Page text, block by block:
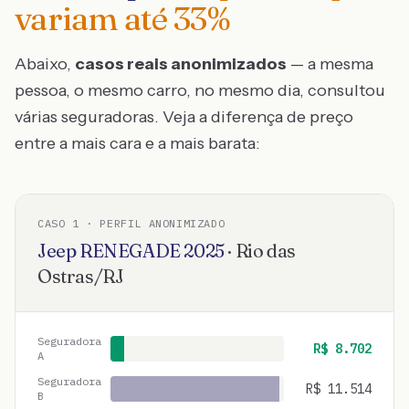
variam até33%
Abaixo, casos reais anonimizados — a mesma
pessoa, o mesmo carro, no mesmo dia, consultou
várias seguradoras. Veja a diferença de preço
entre a mais cara e a mais barata:
CASO 1 · PERFIL ANONIMIZADO
JeepRENEGADE2025· Rio das
Ostras/RJ
Seguradora
A
R$ 8.702
Seguradora
B
R$ 11.514